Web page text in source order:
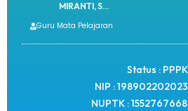
MIRANTI, S...
Guru Mata Pelajaran
Status : PPPK
NIP :
NUPTK :